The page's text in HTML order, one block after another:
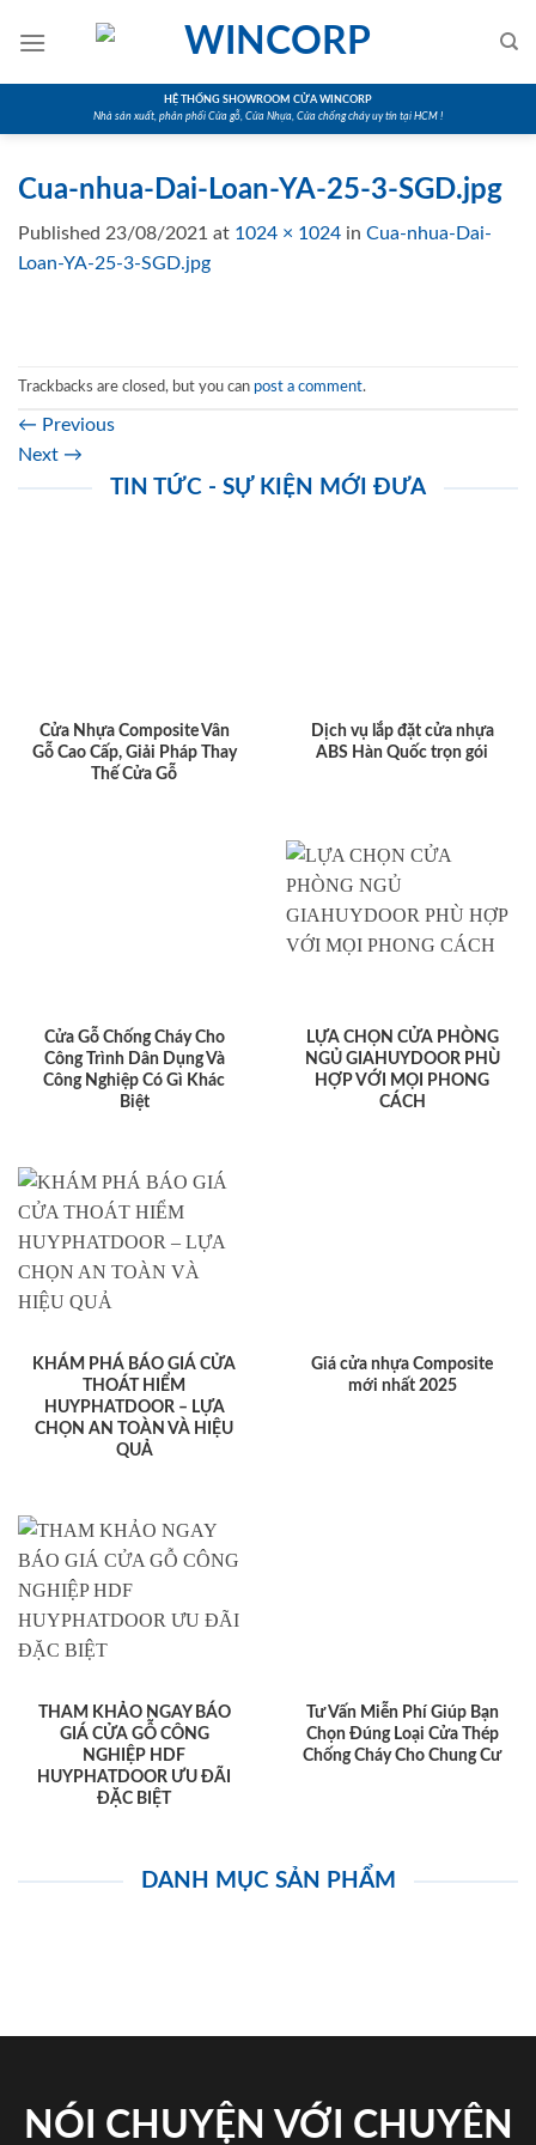
HỆ THỐNG SHOWROOM CỬA WINCORP
Nhà sản xuất, phân phối Cửa gỗ, Cửa Nhựa, Cửa chống cháy uy tín tại HCM !
Cua-nhua-Dai-Loan-YA-25-3-SGD.jpg
Published 23/08/2021 at 1024 × 1024 in Cua-nhua-Dai-
Loan-YA-25-3-SGD.jpg
Trackbacks are closed, but you can post a comment.
← Previous
Next →
TIN TỨC - SỰ KIỆN MỚI ĐƯA
Cửa Nhựa Composite Vân
Gỗ Cao Cấp, Giải Pháp Thay
Thế Cửa Gỗ
Dịch vụ lắp đặt cửa nhựa
ABS Hàn Quốc trọn gói
Cửa Gỗ Chống Cháy Cho
Công Trình Dân Dụng Và
Công Nghiệp Có Gì Khác
Biệt
LỰA CHỌN CỬA PHÒNG
NGỦ GIAHUYDOOR PHÙ
HỢP VỚI MỌI PHONG
CÁCH
KHÁM PHÁ BÁO GIÁ CỬA
THOÁT HIỂM
HUYPHATDOOR – LỰA
CHỌN AN TOÀN VÀ HIỆU
QUẢ
Giá cửa nhựa Composite
mới nhất 2025
THAM KHẢO NGAY BÁO
GIÁ CỬA GỖ CÔNG
NGHIỆP HDF
HUYPHATDOOR ƯU ĐÃI
ĐẶC BIỆT
Tư Vấn Miễn Phí Giúp Bạn
Chọn Đúng Loại Cửa Thép
Chống Cháy Cho Chung Cư
DANH MỤC SẢN PHẨM
NÓI CHUYỆN VỚI CHUYÊN